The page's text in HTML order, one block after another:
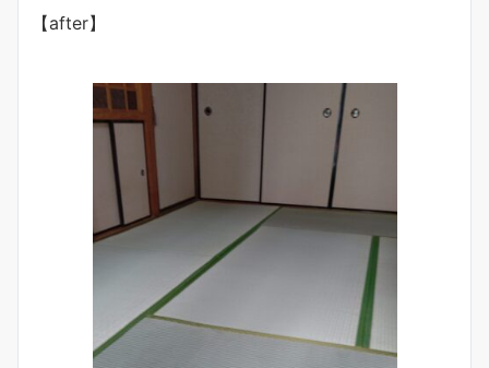
【after】